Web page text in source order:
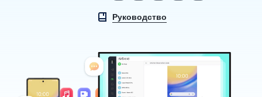
Руководство